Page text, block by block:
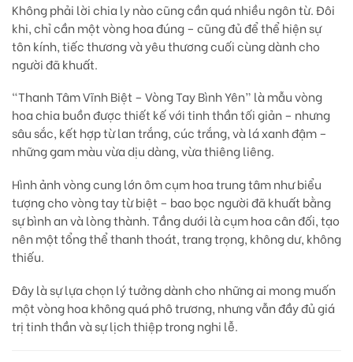
Không phải lời chia ly nào cũng cần quá nhiều ngôn từ. Đôi
khi, chỉ cần một vòng hoa đúng – cũng đủ để thể hiệnsự
tôn kính, tiếc thương và yêu thương cuối cùngdành cho
người đã khuất.
“Thanh Tâm Vĩnh Biệt – Vòng Tay Bình Yên” là mẫu vòng
hoa chia buồn được thiết kế với tinh thầntối giản – nhưng
sâu sắc, kết hợp từlan trắng,cúc trắng, vàlá xanh đậm–
những gam màu vừa dịu dàng, vừa thiêng liêng.
Hình ảnhvòng cung lớn ôm cụm hoa trung tâmnhư biểu
tượng cho vòng tay từ biệt – bao bọc người đã khuất bằng
sự bình an và lòng thành. Tầng dưới là cụm hoa cân đối, tạo
nên một tổng thể thanh thoát, trang trọng, không dư, không
thiếu.
Đây là sự lựa chọn lý tưởng dành cho những ai mong muốn
một vòng hoa không quá phô trương, nhưng vẫn đầy đủ giá
trị tinh thần và sự lịch thiệp trong nghi lễ.